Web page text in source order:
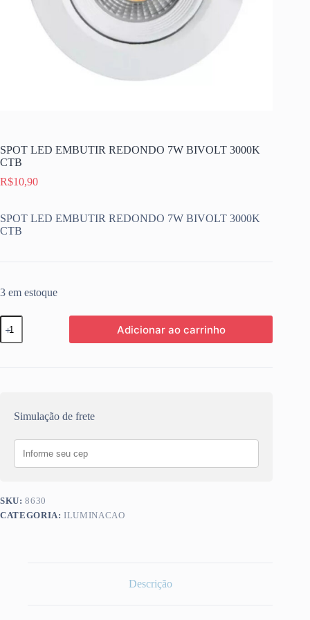
SPOT LED EMBUTIR REDONDO 7W BIVOLT 3000K
CTB
R$10,90
SPOT LED EMBUTIR REDONDO 7W BIVOLT 3000K
CTB
3 em estoque
SPOT
LED
EMBUTIR
quantidade
Adicionar ao carrinho
Simulação de frete
SKU:8630
CATEGORIA:ILUMINACAO
Descrição